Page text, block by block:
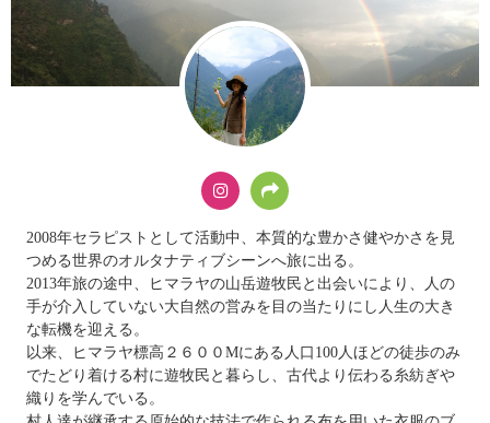
2008年セラピストとして活動中、本質的な豊かさ健やかさを見
つめる世界のオルタナティブシーンへ旅に出る。
2013年旅の途中、ヒマラヤの山岳遊牧民と出会いにより、人の
手が介入していない大自然の営みを目の当たりにし人生の大き
な転機を迎える。
以来、ヒマラヤ標高２６００Mにある人口100人ほどの徒歩のみ
でたどり着ける村に遊牧民と暮らし、古代より伝わる糸紡ぎや
織りを学んでいる。